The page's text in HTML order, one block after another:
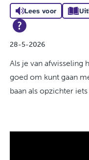
Lees voor
28-5-2026
Als je van afwisseling
goed om kunt gaan
baan als opzichter